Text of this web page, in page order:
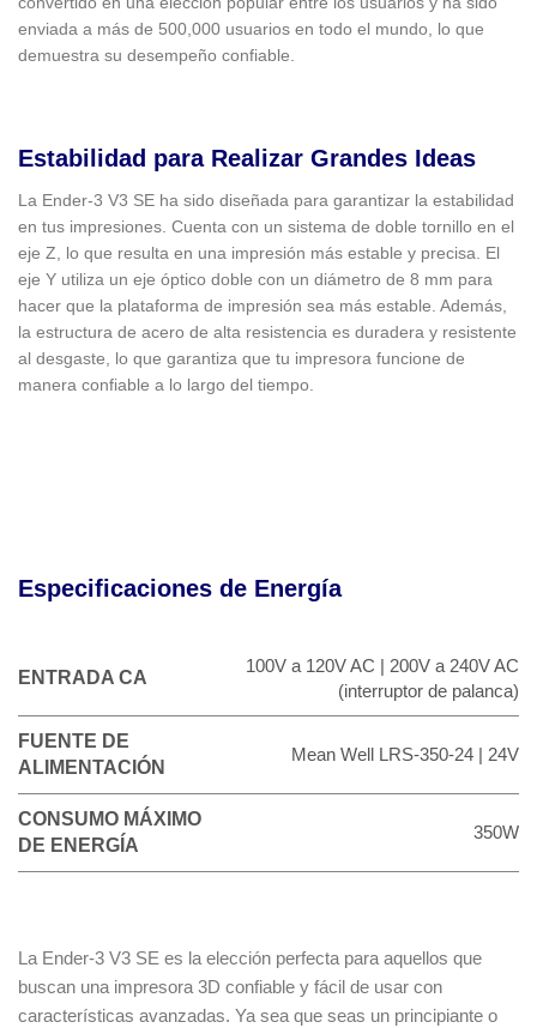
enviada a más de 500,000 usuarios en todo el mundo, lo que
demuestra su desempeño confiable.
Estabilidad para Realizar Grandes Ideas
La Ender-3 V3 SE ha sido diseñada para garantizar la estabilidad
en tus impresiones. Cuenta con un sistema de doble tornillo en el
eje Z, lo que resulta en una impresión más estable y precisa. El
eje Y utiliza un eje óptico doble con un diámetro de 8 mm para
hacer que la plataforma de impresión sea más estable. Además,
la estructura de acero de alta resistencia es duradera y resistente
al desgaste, lo que garantiza que tu impresora funcione de
manera confiable a lo largo del tiempo.
Especificaciones de Energía
ENTRADA CA
100V a 120V AC | 200V a 240V AC
(interruptor de palanca)
FUENTE DE
ALIMENTACIÓN
Mean Well LRS-350-24 | 24V
CONSUMO MÁXIMO
DE ENERGÍA
350W
La Ender-3 V3 SE es la elección perfecta para aquellos que
buscan una impresora 3D confiable y fácil de usar con
características avanzadas. Ya sea que seas un principiante o